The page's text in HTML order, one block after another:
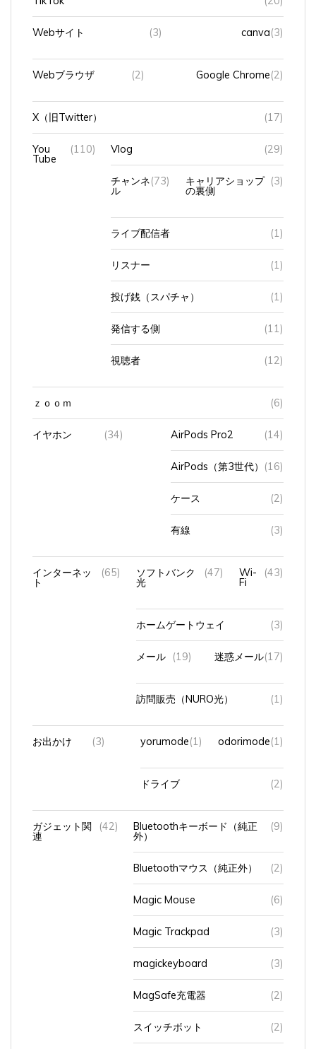
Webサイト (3) canva(3)
Webブラウザ (2) Google Chrome(2)
X（旧Twitter） (17)
You (110) Vlog (29)
チャンネ(73) キャリアショップ (3)
ライブ配信者 (1)
リスナー (1)
投げ銭（スパチャ） (1)
発信する側 (11)
視聴者 (12)
ｚｏｏｍ (6)
イヤホン (34) AirPods Pro2 (14)
AirPods（第3世代）(16)
ケース (2)
有線 (3)
インターネッ (65) ソフトバンク (47) Wi- (43)
ホームゲートウェイ (3)
メール (19) 迷惑メール(17)
訪問販売（NURO光） (1)
お出かけ (3) yorumode(1) odorimode(1)
ドライブ (2)
ガジェット関 (42) Bluetoothキーボード（純正 (9)
Bluetoothマウス（純正外） (2)
Magic Mouse (6)
Magic Trackpad (3)
magickeyboard (3)
MagSafe充電器 (2)
スイッチボット (2)
スタンド (3)